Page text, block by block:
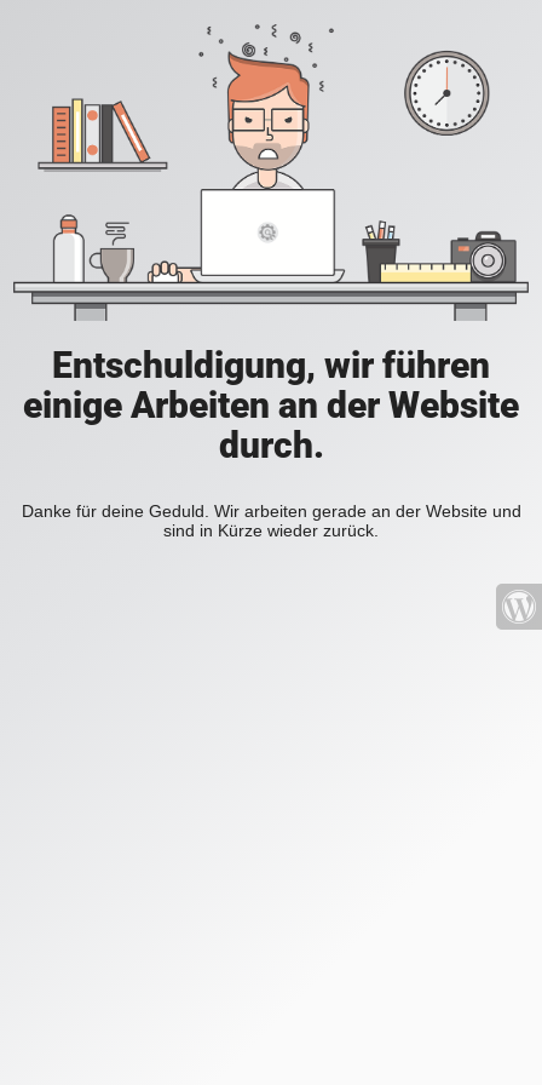
Entschuldigung, wir führen
einige Arbeiten an der Website
durch.
Danke für deine Geduld. Wir arbeiten gerade an der Website und
sind in Kürze wieder zurück.